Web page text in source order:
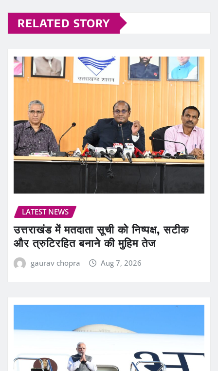
RELATED STORY
LATEST NEWS
उत्तराखंड में मतदाता सूची को निष्पक्ष, सटीक
और त्रुटिरहित बनाने की मुहिम तेज
gaurav chopra Aug 7, 2026